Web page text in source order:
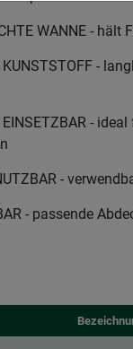
WANNE -
KUNSTSTOFF -
EINSETZBAR -
-
- passende